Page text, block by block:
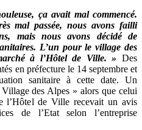
ça avait mal commencé.
mal passée, nous avons failli
mais nous avons décidé de
L’un pour le village des
à l’Hôtel de Ville. » Des
en préfecture le 14 septembre et
sanitaire à cette date. Un
des Alpes » alors que celui
l’Hôtel de Ville recevait un avis
de l’Etat selon l’entreprise